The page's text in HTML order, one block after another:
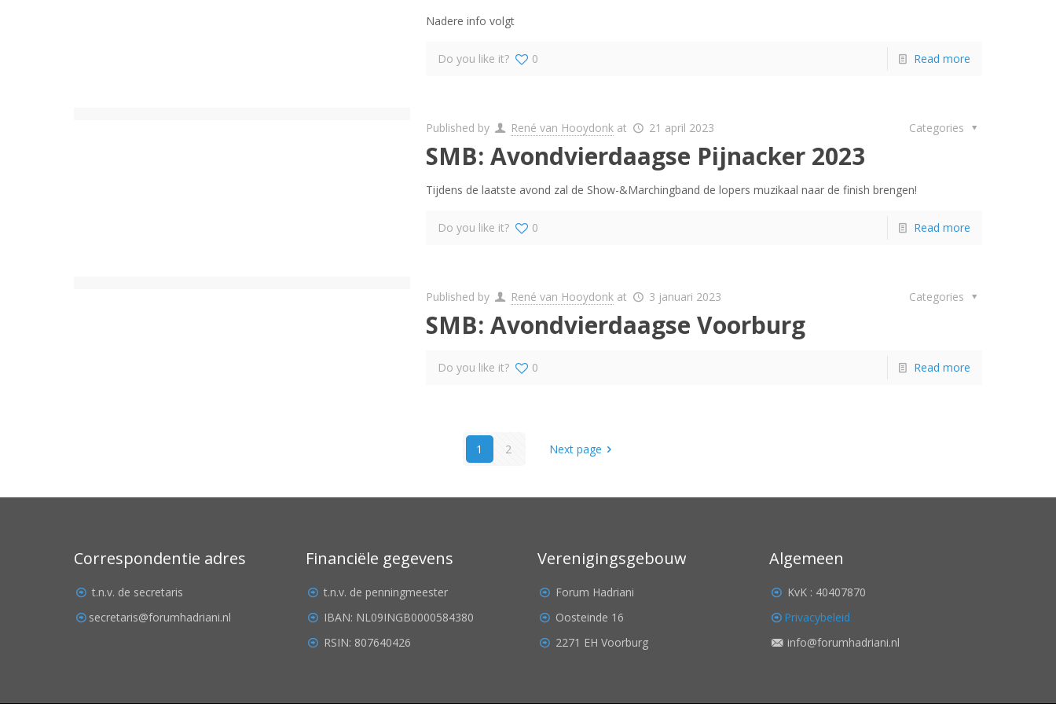
Nadere info volgt
Do you like it? 0 Read more
Published by René van Hooydonk at 21 april 2023 Categories
SMB: Avondvierdaagse Pijnacker 2023
Tijdens de laatste avond zal de Show-&Marchingband de lopers muzikaal naar de finish brengen!
Do you like it? 0 Read more
Published by René van Hooydonk at 3 januari 2023 Categories
SMB: Avondvierdaagse Voorburg
Do you like it? 0 Read more
1 2 Next page
Correspondentie adres
t.n.v. de secretaris
secretaris@forumhadriani.nl
Financiële gegevens
t.n.v. de penningmeester
IBAN: NL09INGB0000584380
RSIN: 807640426
Verenigingsgebouw
Forum Hadriani
Oosteinde 16
2271 EH Voorburg
Algemeen
KvK : 40407870
Privacybeleid
info@forumhadriani.nl